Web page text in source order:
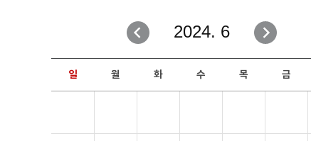
창업지원·교육센터
현장실습/IPP사업단
커뮤니티
일정안내
보도자료
행사갤러리
2024. 6
일 월 화 수 목 금